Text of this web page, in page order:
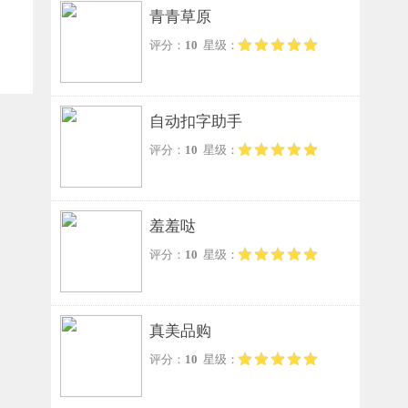
青青草原
评分： 10 星级：
自动扣字助手
评分： 10 星级：
羞羞哒
评分： 10 星级：
真美品购
评分： 10 星级：